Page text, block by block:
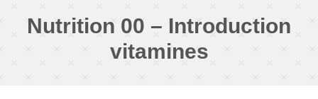
Nutrition 00 – Introduction
vitamines